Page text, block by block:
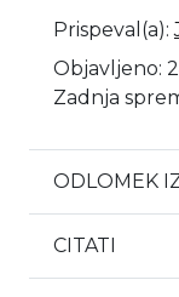
Prispeval(a):
Objavljeno:
Zadnja
ODLOMEK
CITATI